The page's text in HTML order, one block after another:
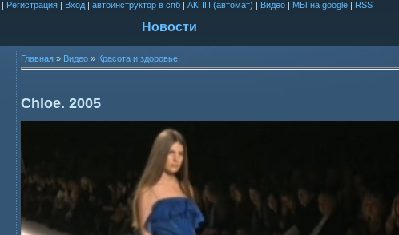
Регистрация| Вход| автоинструктор в спб| АКПП (автомат) | Видео| МЫ на google| RSS
Новости
Главная » Видео » Красота и здоровье
Chloe. 2005